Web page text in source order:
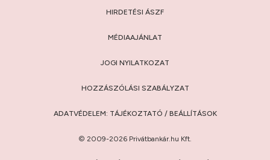
HIRDETÉSI ÁSZF
MÉDIAAJÁNLAT
JOGI NYILATKOZAT
HOZZÁSZÓLÁSI SZABÁLYZAT
ADATVÉDELEM: TÁJÉKOZTATÓ / BEÁLLÍTÁSOK
© 2009-2026 Privátbankár.hu Kft.